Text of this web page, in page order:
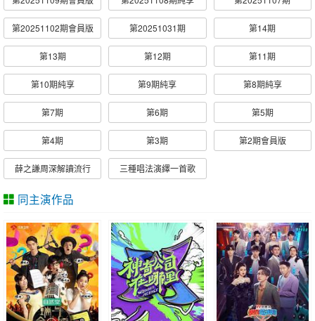
第20251102期會員版 第20251031期 第14期
第13期 第12期 第11期
第10期純享 第9期純享 第8期純享
第7期 第6期 第5期
第4期 第3期 第2期會員版
薛之謙周深解讀流行 三種唱法演繹一首歌
同主演作品